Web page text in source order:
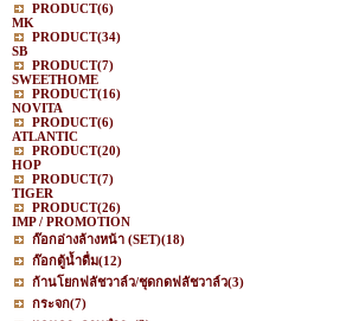
PRODUCT(6)
MK
PRODUCT(34)
SB
PRODUCT(7)
SWEETHOME
PRODUCT(16)
NOVITA
PRODUCT(6)
ATLANTIC
PRODUCT(20)
HOP
PRODUCT(7)
TIGER
PRODUCT(26)
IMP / PROMOTION
ก๊อกอ่างล้างหน้า (SET)(18)
ก๊อกตู้น้ำดื่ม(12)
ก้านโยกฟลัชวาล์ว/ชุดกดฟลัชวาล์ว(3)
กระจก(7)